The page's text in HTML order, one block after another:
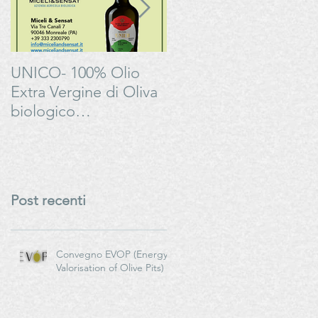
UNICO- 100% Olio
Extra Vergine di Oliva
biologico
Post recenti
Convegno EVOP (Energy
Valorisation of Olive Pits)